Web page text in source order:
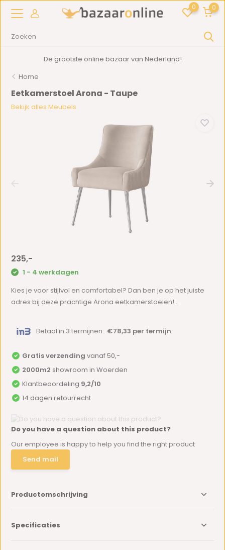
0 0
De grootste online bazaar van Nederland!
Home
Eetkamerstoel Arona - Taupe
Bekijk alles Meubels
235,-
1 - 4 werkdagen
Kies je voor stijlvol en comfortabel? Dan ben je op het juiste
adres bij deze prachtige Arona eetkamerstoelen!...
Betaal in 3 termijnen: €78,33 per termijn
Gratis verzending vanaf 50,-
2000m2 showroom in Woerden
Klantbeoordeling 9,2/10
14 dagen retourrecht
Do you have a question about this product?
Our employee is happy to help you find the right product
Send mail
Productomschrijving
Specificaties